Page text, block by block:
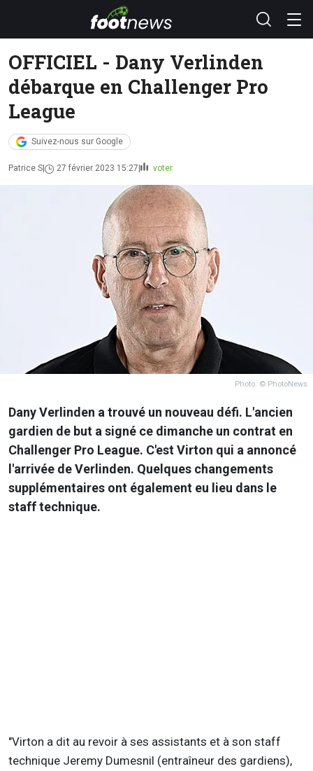
OFFICIEL - Dany Verlinden
débarque en Challenger Pro
League
Suivez-nous sur Google
Patrice S 27 février 2023 15:27 voter
Photo: © PhotoNews
Dany Verlinden a trouvé un nouveau défi. L'ancien
gardien de but a signé ce dimanche un contrat en
Challenger Pro League. C'est Virton qui a annoncé
l'arrivée de Verlinden. Quelques changements
supplémentaires ont également eu lieu dans le
staff technique.
"Virton a dit au revoir à ses assistants et à son staff
technique Jeremy Dumesnil (entraîneur des gardiens),